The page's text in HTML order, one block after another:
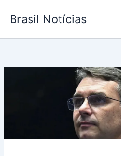
para
conteúdo
Brasil Notícias